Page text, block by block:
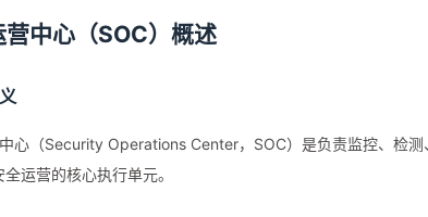
营中心（SOC）概述
心（Security Operations Center，SOC）是负责监控、检测
运营的核心执行单元。